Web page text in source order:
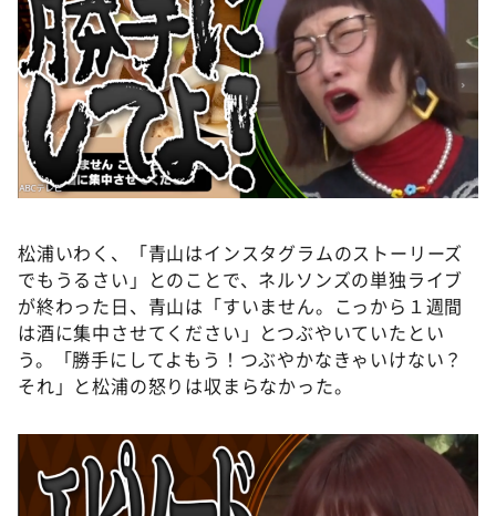
松浦いわく、「青山はインスタグラムのストーリーズ
でもうるさい」とのことで、ネルソンズの単独ライブ
が終わった日、青山は「すいません。こっから１週間
は酒に集中させてください」とつぶやいていたとい
う。「勝手にしてよもう！つぶやかなきゃいけない？
それ」と松浦の怒りは収まらなかった。